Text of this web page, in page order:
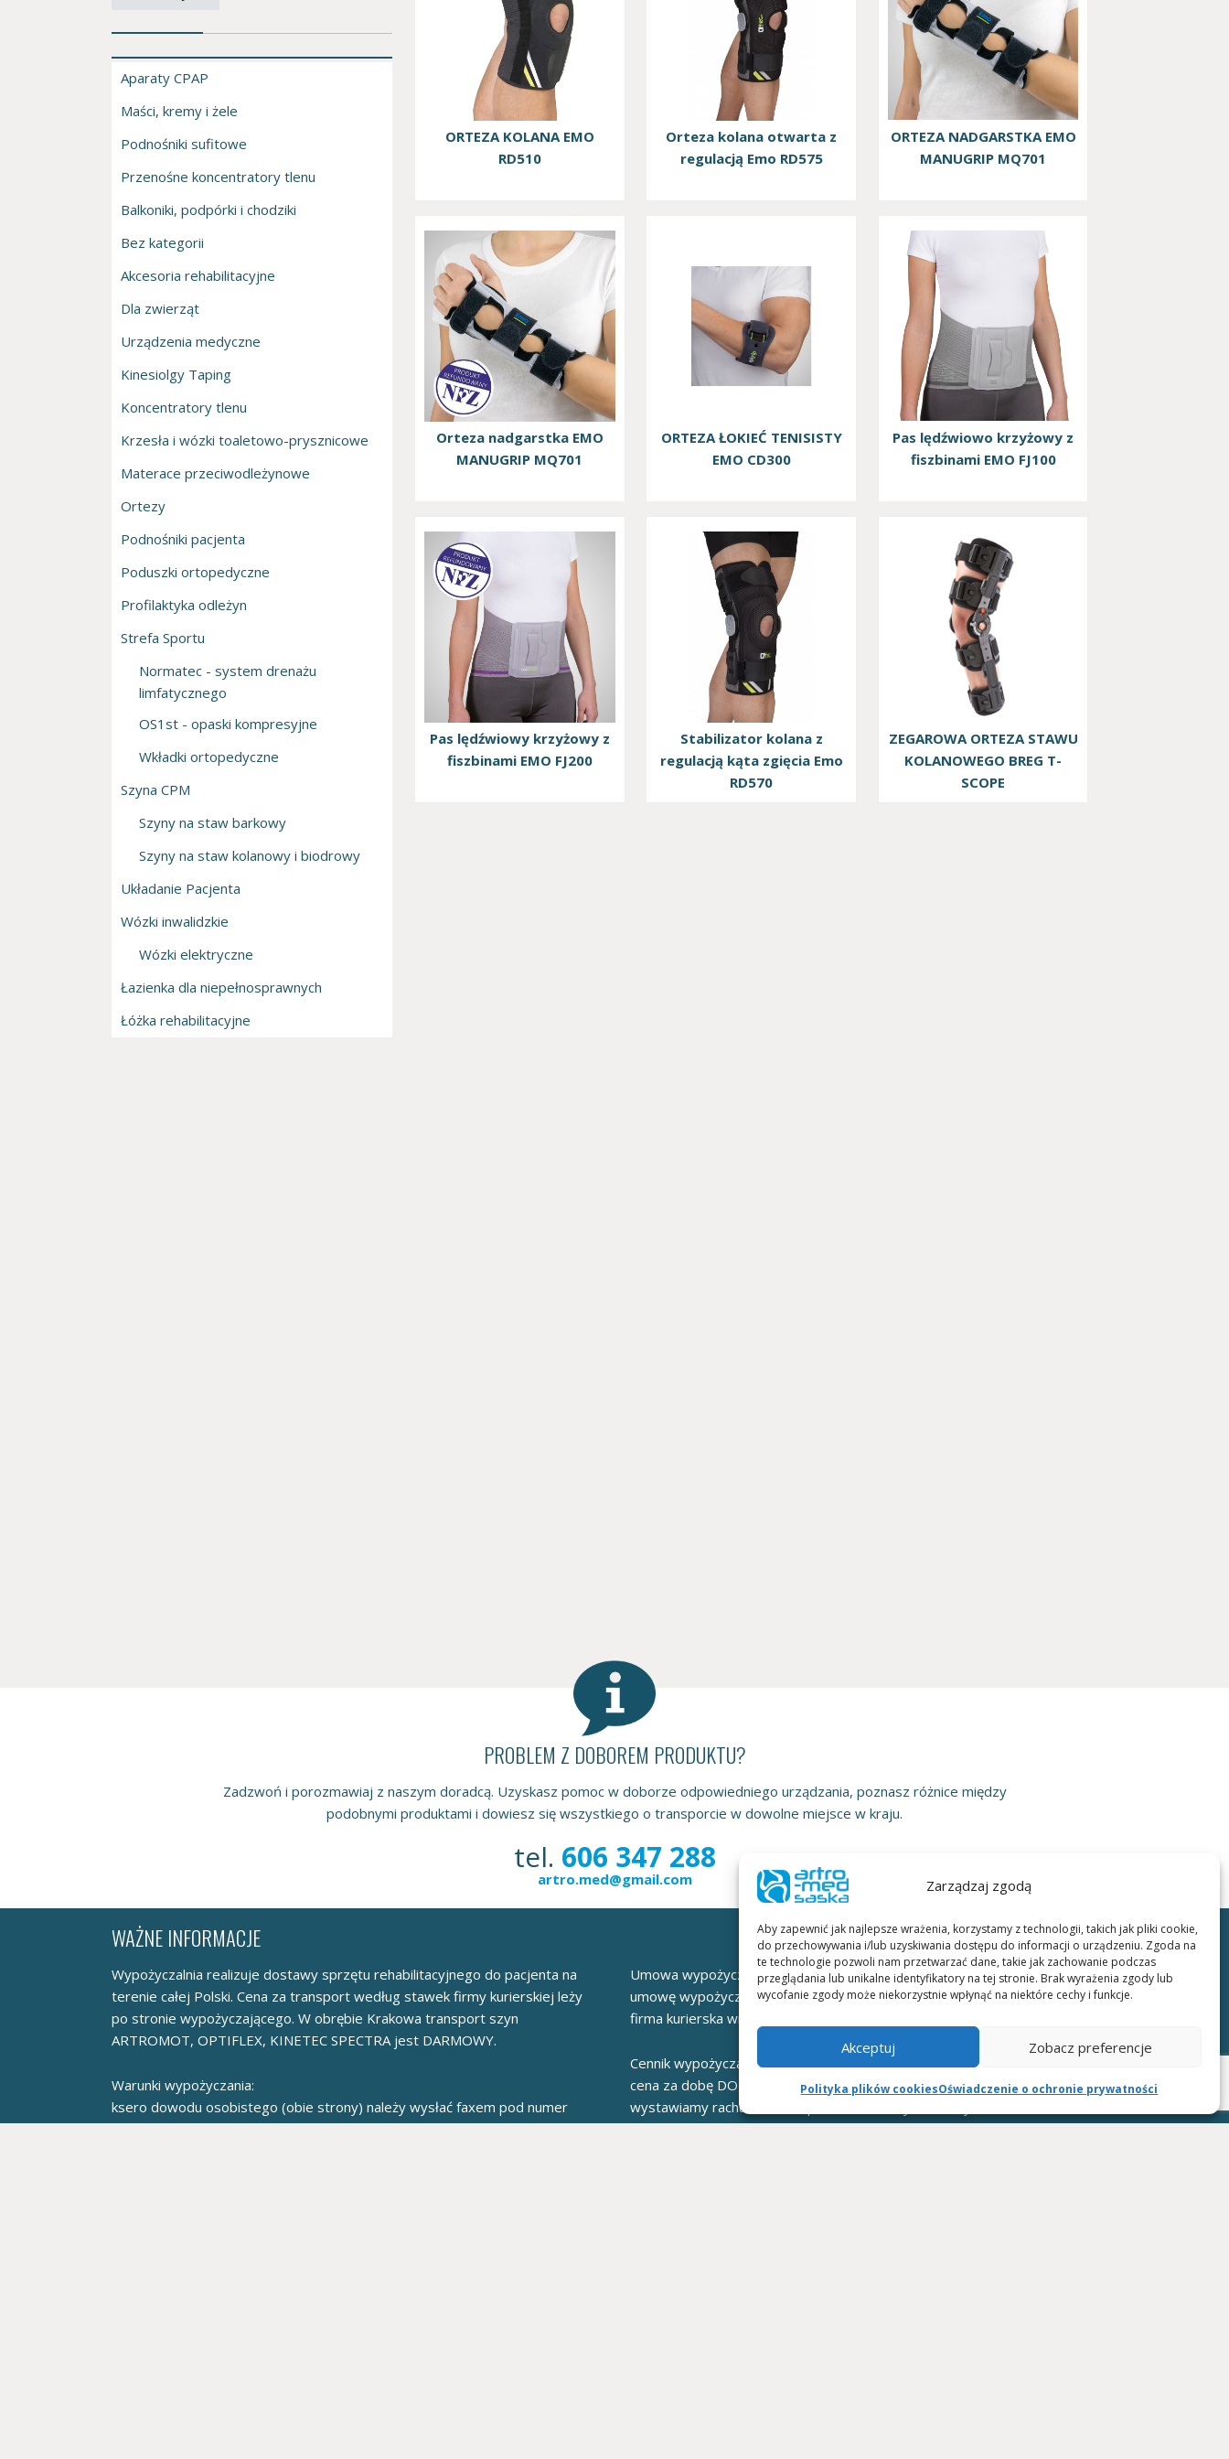
Zarządzaj zgodą
Aby zapewnić jak najlepsze wrażenia, korzystamy z technologii, takich jak pliki cookie,
do przechowywania i/lub uzyskiwania dostępu do informacji o urządzeniu. Zgoda na
te technologie pozwoli nam przetwarzać dane, takie jak zachowanie podczas
przeglądania lub unikalne identyfikatory na tej stronie. Brak wyrażenia zgody lub
wycofanie zgody może niekorzystnie wpłynąć na niektóre cechy i funkcje.
Akceptuj Zobacz preferencje
Polityka plików cookiesOświadczenie o ochronie prywatności
Achillesa, lecz także przy dysfunkcjach neurologicznych, chorobach reumatycznych, jak również po zabiegach
operacyjnych.
ORTEZA KOLANA EMO
RD510
Orteza kolana otwarta z
regulacją Emo RD575
ORTEZA NADGARSTKA EMO
MANUGRIP MQ701
Orteza nadgarstka EMO
MANUGRIP MQ701
ORTEZA ŁOKIEĆ TENISISTY
EMO CD300
Pas lędźwiowo krzyżowy z
fiszbinami EMO FJ100
Pas lędźwiowy krzyżowy z
fiszbinami EMO FJ200
Stabilizator kolana z
regulacją kąta zgięcia Emo
RD570
ZEGAROWA ORTEZA STAWU
KOLANOWEGO BREG T-
SCOPE
Aparaty CPAP
Maści, kremy i żele
Podnośniki sufitowe
Przenośne koncentratory tlenu
Balkoniki, podpórki i chodziki
Bez kategorii
Akcesoria rehabilitacyjne
Dla zwierząt
Urządzenia medyczne
Kinesiolgy Taping
Koncentratory tlenu
Krzesła i wózki toaletowo-prysznicowe
Materace przeciwodleżynowe
Ortezy
Podnośniki pacjenta
Poduszki ortopedyczne
Profilaktyka odleżyn
Strefa Sportu
Normatec - system drenażu
limfatycznego
OS1st - opaski kompresyjne
Wkładki ortopedyczne
Szyna CPM
Szyny na staw barkowy
Szyny na staw kolanowy i biodrowy
Układanie Pacjenta
Wózki inwalidzkie
Wózki elektryczne
Łazienka dla niepełnosprawnych
Łóżka rehabilitacyjne
PROBLEM Z DOBOREM PRODUKTU?
Zadzwoń i porozmawiaj z naszym doradcą. Uzyskasz pomoc w doborze odpowiedniego urządzania, poznasz różnice między
podobnymi produktami i dowiesz się wszystkiego o transporcie w dowolne miejsce w kraju.
tel. 606 347 288
artro.med@gmail.com
WAŻNE INFORMACJE
Wypożyczalnia realizuje dostawy sprzętu rehabilitacyjnego do pacjenta na
terenie całej Polski. Cena za transport według stawek firmy kurierskiej leży
po stronie wypożyczającego. W obrębie Krakowa transport szyn
ARTROMOT, OPTIFLEX, KINETEC SPECTRA jest DARMOWY.
Warunki wypożyczania:
ksero dowodu osobistego (obie strony) należy wysłać faxem pod numer
telefonu KUBE_FAX lub skan dowodu osobistego (obie strony) należy wysłać
Umowa wypożyczania szyn ARTROMOT, OPTIFLEX, KINETEC SPECTRA:
umowę wypożyczania szyn w dwóch egzemplarzach do podpisania dostarcza
firma kurierska wraz ze sprzętem.
Cennik wypożyczania szyn ARTROMOT, OPTIFLEX, KINETEC SPECTRA:
cena za dobę DO NEGOCJACJI
wystawiamy rachunki celem przedłożenia wystawiamy rachunki celem
przedłożenia w ZUS lub towarzystwie ubezpieczeniowym.